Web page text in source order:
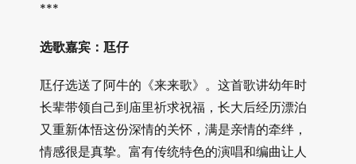
***
选歌嘉宾：尫仔
尫仔选送了阿牛的《来来歌》。这首歌讲幼年时
长辈带领自己到庙里祈求祝福，长大后经历漂泊
又重新体悟这份深情的关怀，满是亲情的牵绊，
情感很是真挚。富有传统特色的演唱和编曲让人